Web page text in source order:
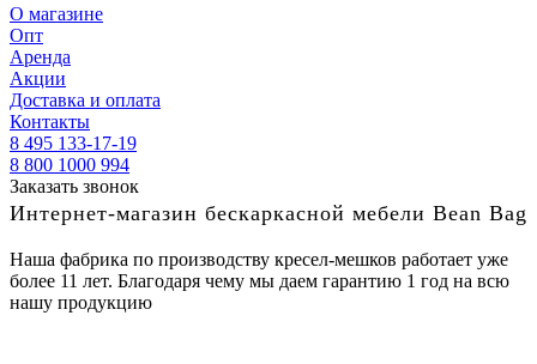
О магазине
Опт
Аренда
Акции
Доставка и оплата
Контакты
8 495 133-17-19
8 800 1000 994
Заказать звонок
Интернет-магазин бескаркасной мебели Bean Bag
Наша фабрика по производству кресел-мешков работает уже
более 11 лет. Благодаря чему мы даем гарантию 1 год на всю
нашу продукцию